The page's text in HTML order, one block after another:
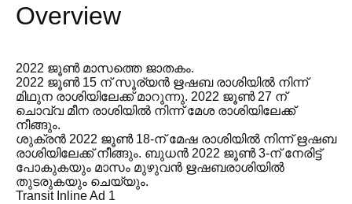
Overview
2022 ജൂൺ മാസത്തെ ജാതകം.
2022 ജൂൺ 15 ന് സൂര്യൻ ഋഷബ രാശിയിൽ നിന്ന്
മിഥുന രാശിയിലേക്ക് മാറുന്നു. 2022 ജൂൺ 27 ന്
ചൊവ്വ മീന രാശിയിൽ നിന്ന് മേശ രാശിയിലേക്ക്
നീങ്ങും.
ശുക്രൻ 2022 ജൂൺ 18-ന് മേഷ രാശിയിൽ നിന്ന് ഋഷബ
രാശിയിലേക്ക് നീങ്ങും. ബുധൻ 2022 ജൂൺ 3-ന് നേരിട്ട്
പോകുകയും മാസം മുഴുവൻ ഋഷബരാശിയിൽ
തുടരുകയും ചെയ്യും.
Transit Inline Ad 1